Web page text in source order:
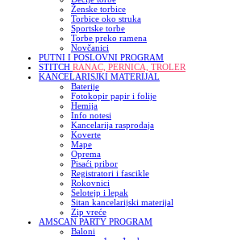
Ženske torbice
Torbice oko struka
Sportske torbe
Torbe preko ramena
Novčanici
PUTNI I POSLOVNI PROGRAM
STITCH RANAC, PERNICA, TROLER
KANCELARISJKI MATERIJAL
Baterije
Fotokopir papir i folije
Hemija
Info notesi
Kancelarija rasprodaja
Koverte
Mape
Oprema
Pisaći pribor
Registratori i fascikle
Rokovnici
Selotejp i lepak
Sitan kancelarijski materijal
Zip vreće
AMSCAN PARTY PROGRAM
Baloni